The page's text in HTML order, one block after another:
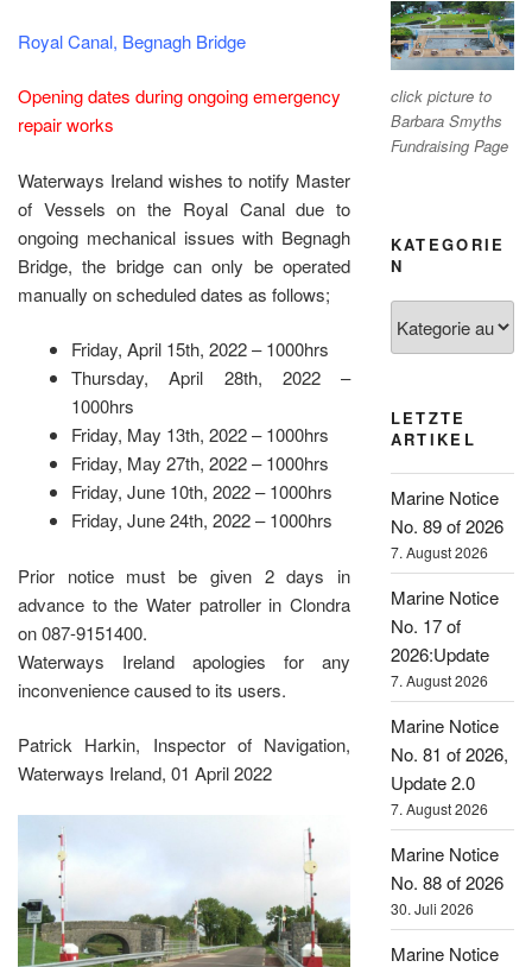
Royal Canal, Begnagh Bridge
Opening dates during ongoing emergency
repair works
Waterways Ireland wishes to notify Master
of Vessels on the Royal Canal due to
ongoing mechanical issues with Begnagh
Bridge, the bridge can only be operated
manually on scheduled dates as follows;
Friday, April 15th, 2022 – 1000hrs
Thursday, April 28th, 2022 –
1000hrs
Friday, May 13th, 2022 – 1000hrs
Friday, May 27th, 2022 – 1000hrs
Friday, June 10th, 2022 – 1000hrs
Friday, June 24th, 2022 – 1000hrs
Prior notice must be given 2 days in
advance to the Water patroller in Clondra
on 087-9151400.
Waterways Ireland apologies for any
inconvenience caused to its users.
Patrick Harkin, Inspector of Navigation,
Waterways Ireland, 01 April 2022
click picture to
Barbara Smyths
Fundraising Page
KATEGORIE
N
LETZTE
ARTIKEL
Marine Notice
No. 89 of 2026
7. August 2026
Marine Notice
No. 17 of
2026:Update
7. August 2026
Marine Notice
No. 81 of 2026,
Update 2.0
7. August 2026
Marine Notice
No. 88 of 2026
30. Juli 2026
Marine Notice